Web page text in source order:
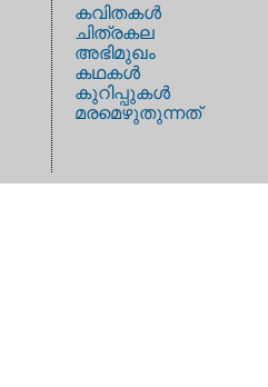
കവിതകള്‍
ചിത്രകല
അഭിമുഖം
കഥകള്‍
കുറിപ്പുകള്‍
മരമെഴുതുന്നത്